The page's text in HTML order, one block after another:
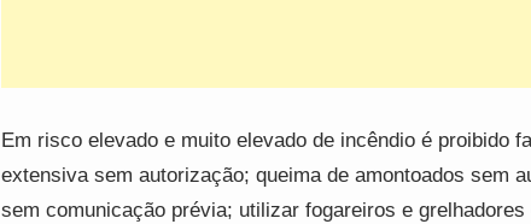
Em risco elevado e muito elevado de incêndio é proibido
extensiva sem autorização; queima de amontoados sem
sem comunicação prévia; utilizar fogareiros e grelhadores